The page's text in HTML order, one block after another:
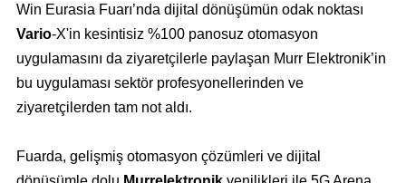
Win Eurasia Fuarı’nda dijital dönüşümün odak noktası
Vario-X'in kesintisiz %100 panosuz otomasyon
uygulamasını da ziyaretçilerle paylaşan Murr Elektronik’in
bu uygulaması sektör profesyonellerinden ve
ziyaretçilerden tam not aldı.
Fuarda, gelişmiş otomasyon çözümleri ve dijital